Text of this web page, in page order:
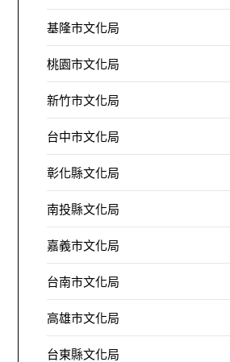
基隆市文化局
桃園市文化局
新竹市文化局
台中市文化局
彰化縣文化局
南投縣文化局
嘉義市文化局
台南市文化局
高雄市文化局
台東縣文化局